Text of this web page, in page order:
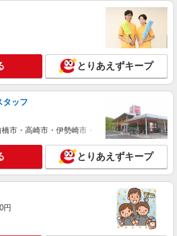
とりあえずキープ
タッフ
市・高崎市・伊勢崎市・太田市・館林市・藤
とりあえずキープ
円